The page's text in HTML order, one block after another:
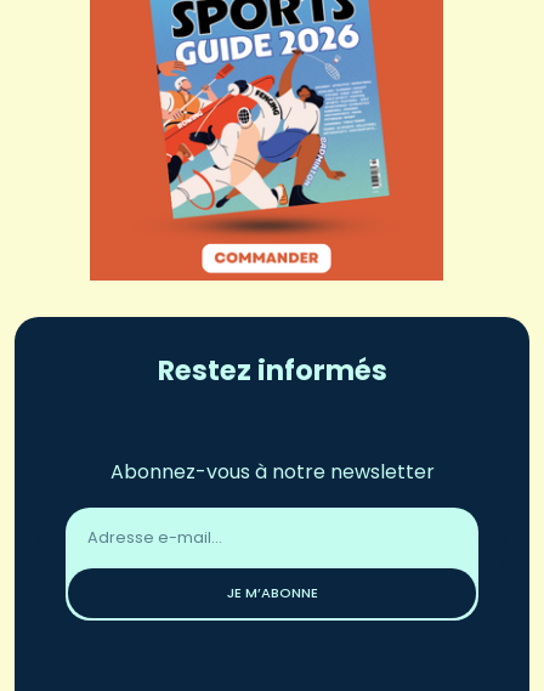
Restez informés
Abonnez-vous à notre newsletter
Adresse
email
JE M’ABONNE